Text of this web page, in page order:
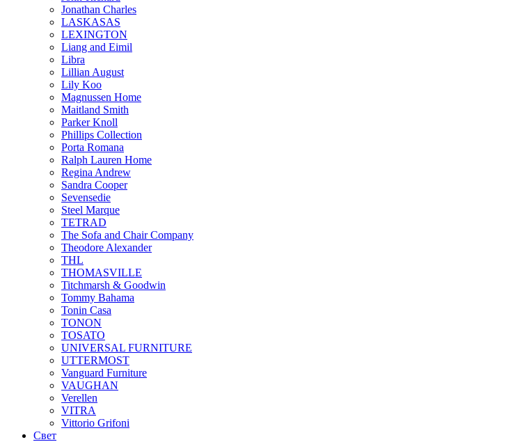
Jonathan Charles
LASKASAS
LEXINGTON
Liang and Eimil
Libra
Lillian August
Lily Koo
Magnussen Home
Maitland Smith
Parker Knoll
Phillips Collection
Porta Romana
Ralph Lauren Home
Regina Andrew
Sandra Cooper
Sevensedie
Steel Marque
TETRAD
The Sofa and Chair Company
Theodore Alexander
THL
THOMASVILLE
Titchmarsh & Goodwin
Tommy Bahama
Tonin Casa
TONON
TOSATO
UNIVERSAL FURNITURE
UTTERMOST
Vanguard Furniture
VAUGHAN
Verellen
VITRA
Vittorio Grifoni
Свет